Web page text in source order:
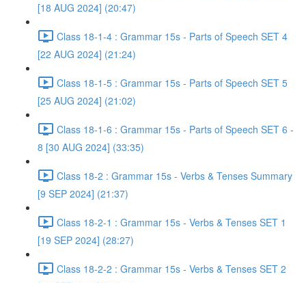
[18 AUG 2024] (20:47)
Class 18-1-4 : Grammar 15s - Parts of Speech SET 4
[22 AUG 2024] (21:24)
Class 18-1-5 : Grammar 15s - Parts of Speech SET 5
[25 AUG 2024] (21:02)
Class 18-1-6 : Grammar 15s - Parts of Speech SET 6 -
8 [30 AUG 2024] (33:35)
Class 18-2 : Grammar 15s - Verbs & Tenses Summary
[9 SEP 2024] (21:37)
Class 18-2-1 : Grammar 15s - Verbs & Tenses SET 1
[19 SEP 2024] (28:27)
Class 18-2-2 : Grammar 15s - Verbs & Tenses SET 2